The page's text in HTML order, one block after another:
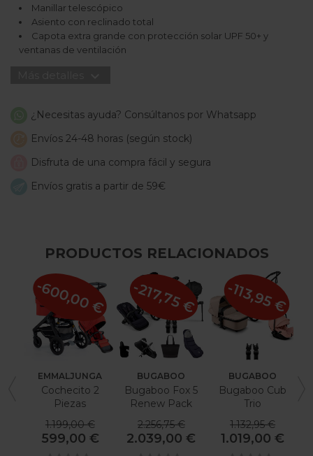
Manillar telescópico
Asiento con reclinado total
Capota extra grande con protección solar UPF 50+ y
ventanas de ventilación
¿Necesitas ayuda? Consúltanos por Whatsapp
Envíos 24-48 horas (según stock)
Disfruta de una compra fácil y segura
Envíos gratis a partir de 59€
PRODUCTOS RELACIONADOS
EMMALJUNGA
Cochecito 2
Piezas
NXT60
1.199,00 €
599,00 €
-600,00 €
BUGABOO
Bugaboo Fox 5
Renew Pack
De Invierno
2.256,75 €
2.039,00 €
-217,75 €
BUGABOO
Bugaboo Cub
Trio
1.132,95 €
1.019,00 €
-113,95 €